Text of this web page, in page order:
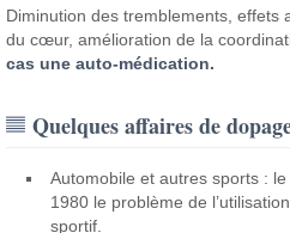
Diminution des tremblements, effets
du cœur, amélioration de la
cas une auto-médication.
Quelques affaires de
Automobile et autres sports :
1980 le problème de
sportif.